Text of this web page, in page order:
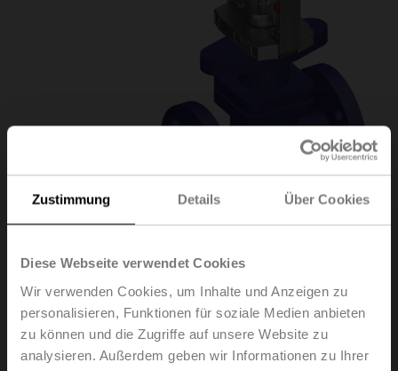
Zustimmung Details Über Cookies
Diese Webseite verwendet Cookies
Wir verwenden Cookies, um Inhalte und Anzeigen zu
personalisieren, Funktionen für soziale Medien anbieten
zu können und die Zugriffe auf unsere Website zu
analysieren. Außerdem geben wir Informationen zu Ihrer
H6020X4-
S2+NVK230A-3